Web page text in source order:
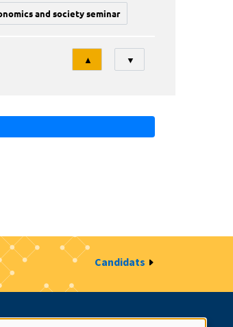
and society seminar
Tri
▲ ▼
Candidats
Intranet